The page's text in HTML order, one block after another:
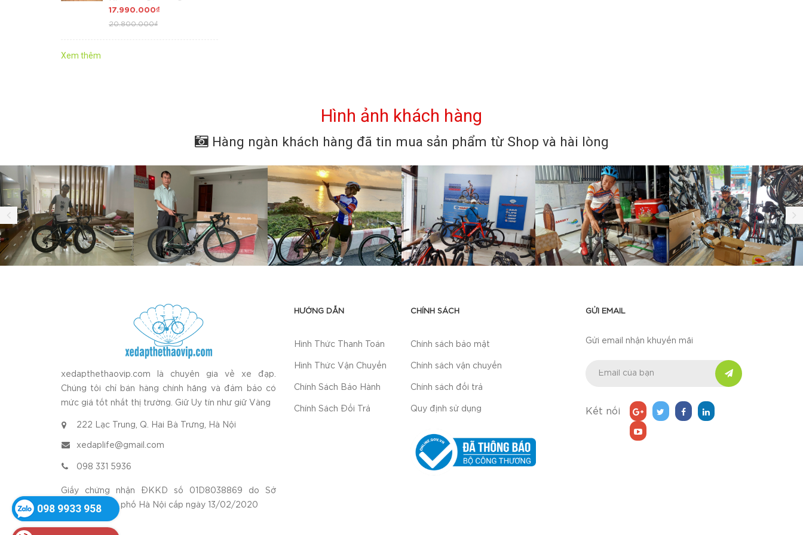
T800 cao cấp, Group
17.990.000₫
20.800.000₫
Xem thêm
Hình ảnh khách hàng
Hàng ngàn khách hàng đã tin mua sản phẩm từ Shop và hài lòng
xedapthethaovip.com là chuyên gia về xe đạp.
Chúng tôi chỉ bán hàng chính hãng và đảm bảo có
mức giá tốt nhất thị trường. Giữ Uy tín như giữ Vàng
222 Lạc Trung, Q. Hai Bà Trưng, Hà Nội
xedaplife@gmail.com
098 331 5936
Giấy chứng nhận ĐKKD số 01D8038869 do Sở
KH&ĐT thành phố Hà Nội cấp ngày 13/02/2020
HƯỚNG DẪN
Hình Thức Thanh Toán
Hình Thức Vận Chuyển
Chính Sách Bảo Hành
Chính Sách Đổi Trả
CHÍNH SÁCH
Chính sách bảo mật
Chính sách vận chuyển
Chính sách đổi trả
Quy định sử dụng
GỬI EMAIL
Gửi email nhận khuyến mãi
Kết nối
098 9933 958